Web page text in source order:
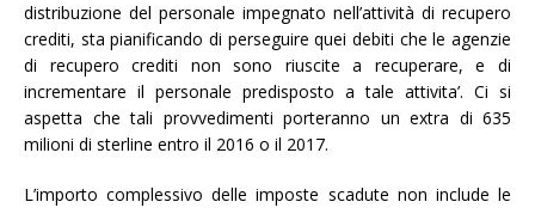
distribuzione del personale impegnato nell’attività di recupero
crediti, sta pianificando di perseguire quei debiti che le agenzie
di recupero crediti non sono riuscite a recuperare, e di
incrementare il personale predisposto a tale attivita’. Ci si
aspetta che tali provvedimenti porteranno un extra di 635
milioni di sterline entro il 2016 o il 2017.
L’importo complessivo delle imposte scadute non include le